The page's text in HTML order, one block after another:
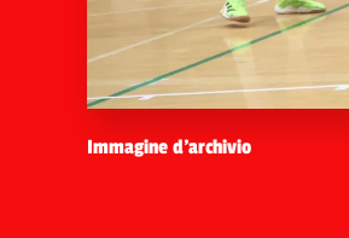
Immagine d'archivio